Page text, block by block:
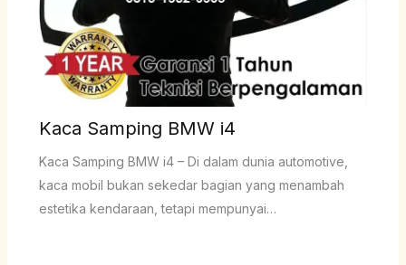
Kaca Samping BMW i4
Kaca Samping BMW i4 – Di dalam dunia automotive,
kaca mobil bukan sekedar bagian yang menambah
estetika kendaraan, tetapi mempunyai…